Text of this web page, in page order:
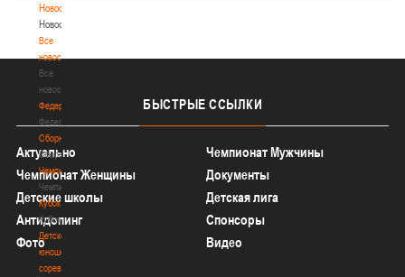
Новости
Новости
Все
новости
Все
новости
Федерация
Федерация
Сборные
Сборные
Чемпионат
Чемпионат
Кубок
Кубок
Детско-
юношеские
соревнования
БЫСТРЫЕ ССЫЛКИ
Актуально
Чемпионат Мужчины
Чемпионат Женщины
Документы
Детские школы
Детская лига
Антидопинг
Спонсоры
Фото
Видео